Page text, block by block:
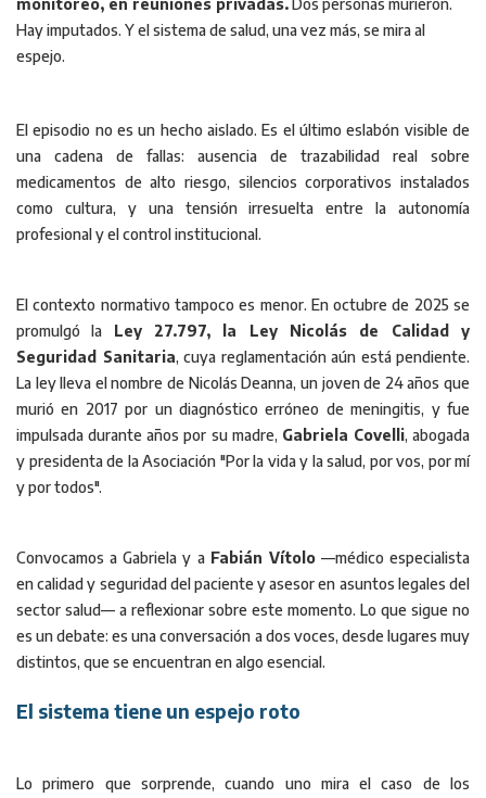
monitoreo, en reuniones privadas.Dos personas murieron.
Hay imputados. Y el sistema de salud, una vez más, se mira al
espejo.
El episodio no es un hecho aislado. Es el último eslabón visible de
una cadena de fallas: ausencia de trazabilidad real sobre
medicamentos de alto riesgo, silencios corporativos instalados
como cultura, y una tensión irresuelta entre la autonomía
profesional y el control institucional.
El contexto normativo tampoco es menor. En octubre de 2025 se
promulgó la Ley 27.797, la Ley Nicolás de Calidad y
Seguridad Sanitaria, cuya reglamentación aún está pendiente.
La ley lleva el nombre de Nicolás Deanna, un joven de 24 años que
murió en 2017 por un diagnóstico erróneo de meningitis, y fue
impulsada durante años por su madre, Gabriela Covelli, abogada
y presidenta de la Asociación "Por la vida y la salud, por vos, por mí
y por todos".
Convocamos a Gabriela y a Fabián Vítolo—médico especialista
en calidad y seguridad del paciente y asesor en asuntos legales del
sector salud— a reflexionar sobre este momento. Lo que sigue no
es un debate: es una conversación a dos voces, desde lugares muy
distintos, que se encuentran en algo esencial.
El sistema tiene un espejo roto
Lo primero que sorprende, cuando uno mira el caso de los